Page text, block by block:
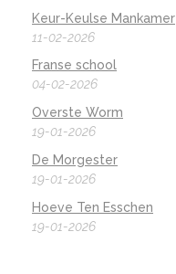
Keur-Keulse Mankamer
11-02-2026
Franse school
04-02-2026
Overste Worm
19-01-2026
De Morgester
19-01-2026
Hoeve Ten Esschen
19-01-2026